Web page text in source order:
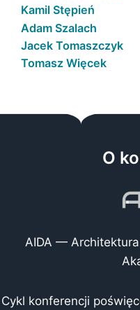
Kamil Stępień
Adam Szalach
Jacek Tomaszczyk
Tomasz Więcek
O
AIDA —
Cykl konferencji